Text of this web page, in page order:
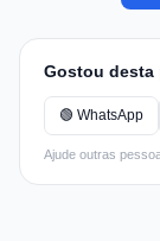
Gostou desta
🟢 WhatsApp
Ajude outras